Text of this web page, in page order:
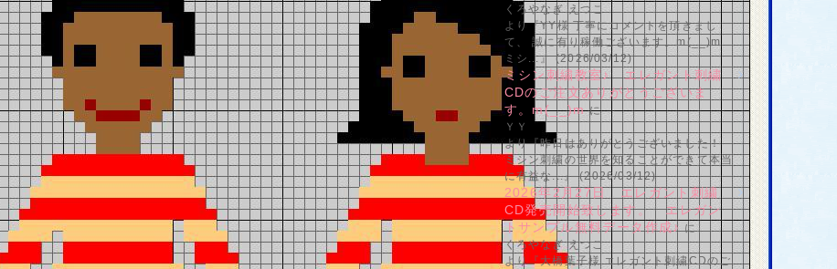
くろやなぎ えつこ
より『YY様 丁寧にコメントを頂きまし
て、 誠に有り稼働ございます。m(__)m
ミシ...』 (2026/03/12)
ミシン刺繍教室♪ エレガント刺繍
CDのご注文ありがとうございま
す。m(__)mに
ＹＹ
より『昨日はありがとうございました！
ミシン刺繍の世界を知ることができて本当
に有益な...』 (2026/03/12)
2026年2月27日 エレガント刺繍
CD発売開始致します。 エレガン
トサンプル無料データ作成♪に
くろやなぎ えつこ
より『大橋葉子様 エレガント刺繍CDのご